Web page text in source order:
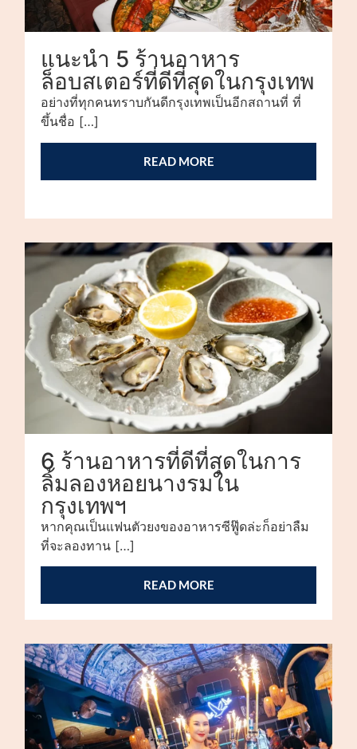
แนะนำ 5 ร้านอาหาร
ล็อบสเตอร์ที่ดีที่สุดในกรุงเทพ
อย่างที่ทุกคนทราบกันดีกรุงเทพเป็นอีกสถานที่ ที่
ขึ้นชื่อ […]
READ MORE
6 ร้านอาหารที่ดีที่สุดในการ
ลิ้มลองหอยนางรมใน
กรุงเทพฯ
หากคุณเป็นแฟนตัวยงของอาหารซีฟู๊ดล่ะก็อย่าลืม
ที่จะลองทาน […]
READ MORE